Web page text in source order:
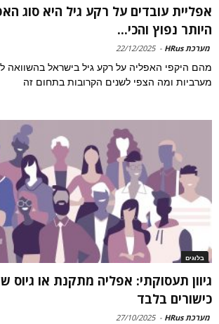
אפליית עובדים על רקע גיל היא סוג
היותר נפוץ והכי...
מערכת HRus -
22/12/2025
מהם היקפי האפליה על רקע גיל בישראל בהשוואה
מערביות ומה הצפי לשנים הקרובות בתחום זה
בלוגים
גיוון תעסוקתי: אפליה מתקנת או גיוס
כישורים בלבד
מערכת HRus -
27/10/2025